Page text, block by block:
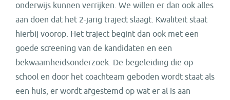
onderwijs kunnen verrijken. We willen er dan ook alles
aan doen dat het 2-jarig traject slaagt. Kwaliteit staat
hierbij voorop. Het traject begint dan ook met een
goede screening van de kandidaten en een
bekwaamheidsonderzoek. De begeleiding die op
school en door het coachteam geboden wordt staat als
een huis, er wordt afgestemd op wat er al is aan